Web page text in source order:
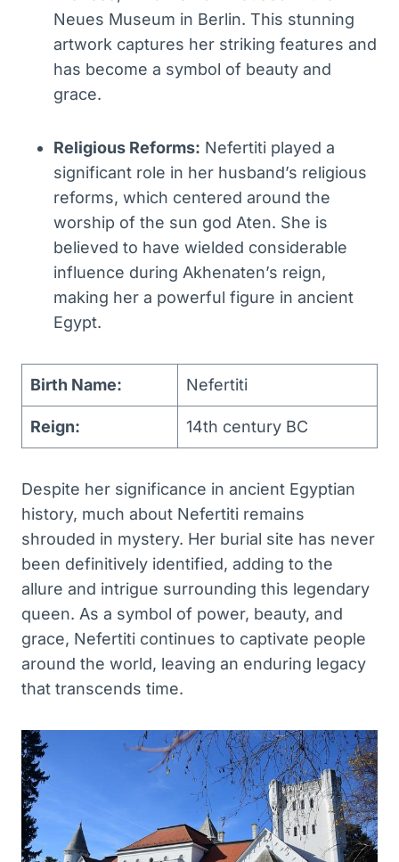
Neues Museum in Berlin. This stunning
artwork captures her striking features and
has become a symbol of beauty and
grace.
Religious Reforms: Nefertiti played a
significant role in her husband’s religious
reforms, which centered around the
worship of the sun god Aten. She is
believed to have wielded considerable
influence during Akhenaten’s reign,
making her a powerful figure in ancient
Egypt.
Birth Name: Nefertiti
Reign: 14th century BC
Despite her significance in ancient Egyptian
history, much about Nefertiti remains
shrouded in mystery. Her burial site has never
been definitively identified, adding to the
allure and intrigue surrounding this legendary
queen. As a symbol of power, beauty, and
grace, Nefertiti continues to captivate people
around the world, leaving an enduring legacy
that transcends time.